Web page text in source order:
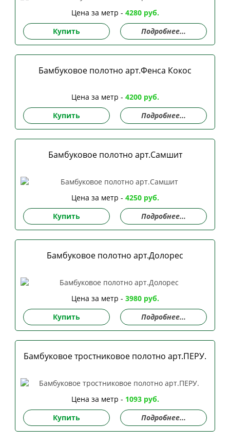
Цена за метр - 4280 руб.
Купить
Подробнее...
Бамбуковое полотно арт.Фенса Кокос
Цена за метр - 4200 руб.
Купить
Подробнее...
Бамбуковое полотно арт.Самшит
Цена за метр - 4250 руб.
Купить
Подробнее...
Бамбуковое полотно арт.Долорес
Цена за метр - 3980 руб.
Купить
Подробнее...
Бамбуковое тростниковое полотно арт.ПЕРУ.
Цена за метр - 1093 руб.
Купить
Подробнее...